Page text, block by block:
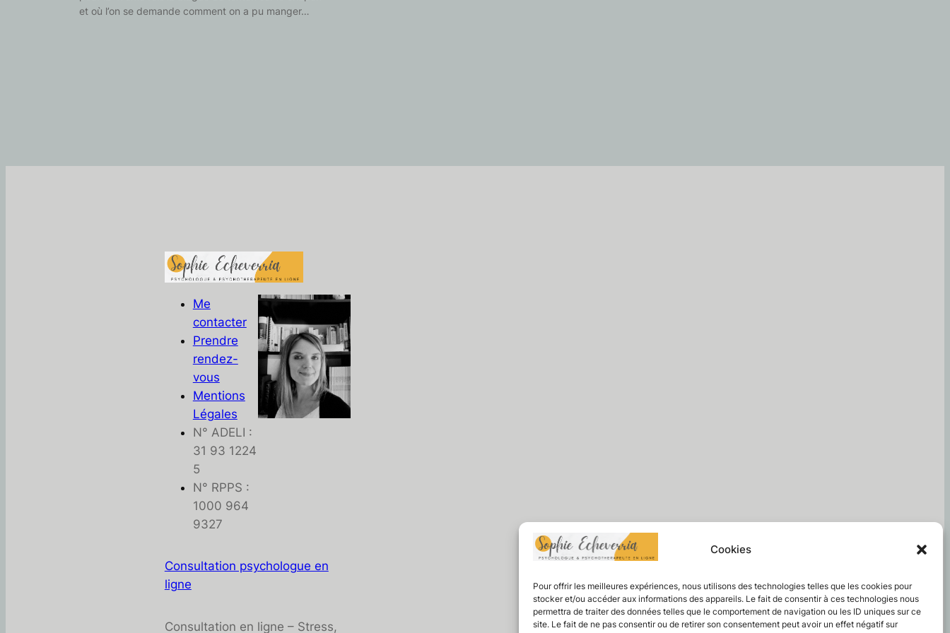
Cookies
Pour offrir les meilleures expériences, nous utilisons des technologies telles que les cookies pour
stocker et/ou accéder aux informations des appareils. Le fait de consentir à ces technologies nous
permettra de traiter des données telles que le comportement de navigation ou les ID uniques sur ce
site. Le fait de ne pas consentir ou de retirer son consentement peut avoir un effet négatif sur
et où l’on se demande comment on a pu manger…
Me
contacter
Prendre
rendez-
vous
Mentions
Légales
N° ADELI :
31 93 1224
5
N° RPPS :
1000 964
9327
Consultation psychologue en
ligne
Consultation en ligne – Stress,